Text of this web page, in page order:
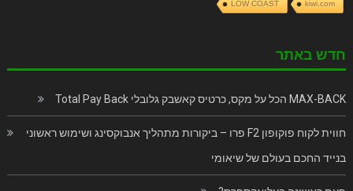
kiwi.com
LOW COAST
חדש באתר
MAX-BACK הכל על מקס, כרטיס קאשבק גלובלי Total Pay Back
חווית לקוח פוקופון F2 פרו – ביקורות מתהליך אנבוקסינג ושימוש ראשוני
בנייד החכם בעולם של שיאומי